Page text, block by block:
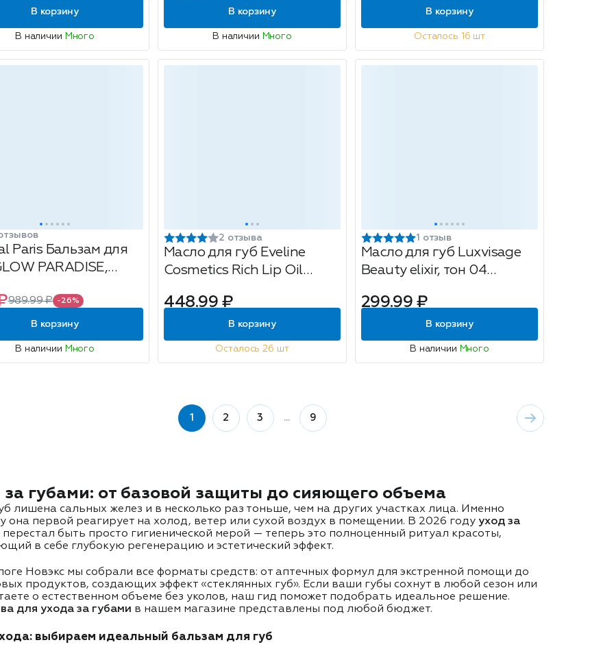
В корзину
В наличии Много
В корзину
В наличии Много
В корзину
Осталось 16 шт
Paris Бальзам для
PARADISE,
989.99 ₽ -26%
В корзину
В наличии Много
2 отзыва
Масло для губ Eveline
Cosmetics Rich Lip Oil
объем: 4.5мл
448.99 ₽
В корзину
Осталось 26 шт
1 отзыв
Масло для губ Luxvisage
Beauty elixir, тон 04
299.99 ₽
В корзину
В наличии Много
1 2 3 ... 9
за губами: от базовой защиты до сияющего объема
лишена сальных желез и в несколько раз тоньше, чем на других участках лица. Именно
она первой реагирует на холод, ветер или сухой воздух в помещении. В 2026 году уход за
перестал быть просто гигиенической мерой — теперь это полноценный ритуал красоты,
в себе глубокую регенерацию и эстетический эффект.
Новэкс мы собрали все форматы средств: от аптечных формул для экстренной помощи до
продуктов, создающих эффект «стеклянных губ». Если ваши губы сохнут в любой сезон или
о естественном объеме без уколов, наш гид поможет подобрать идеальное решение.
для ухода за губами в нашем магазине представлены под любой бюджет.
выбираем идеальный бальзам для губ